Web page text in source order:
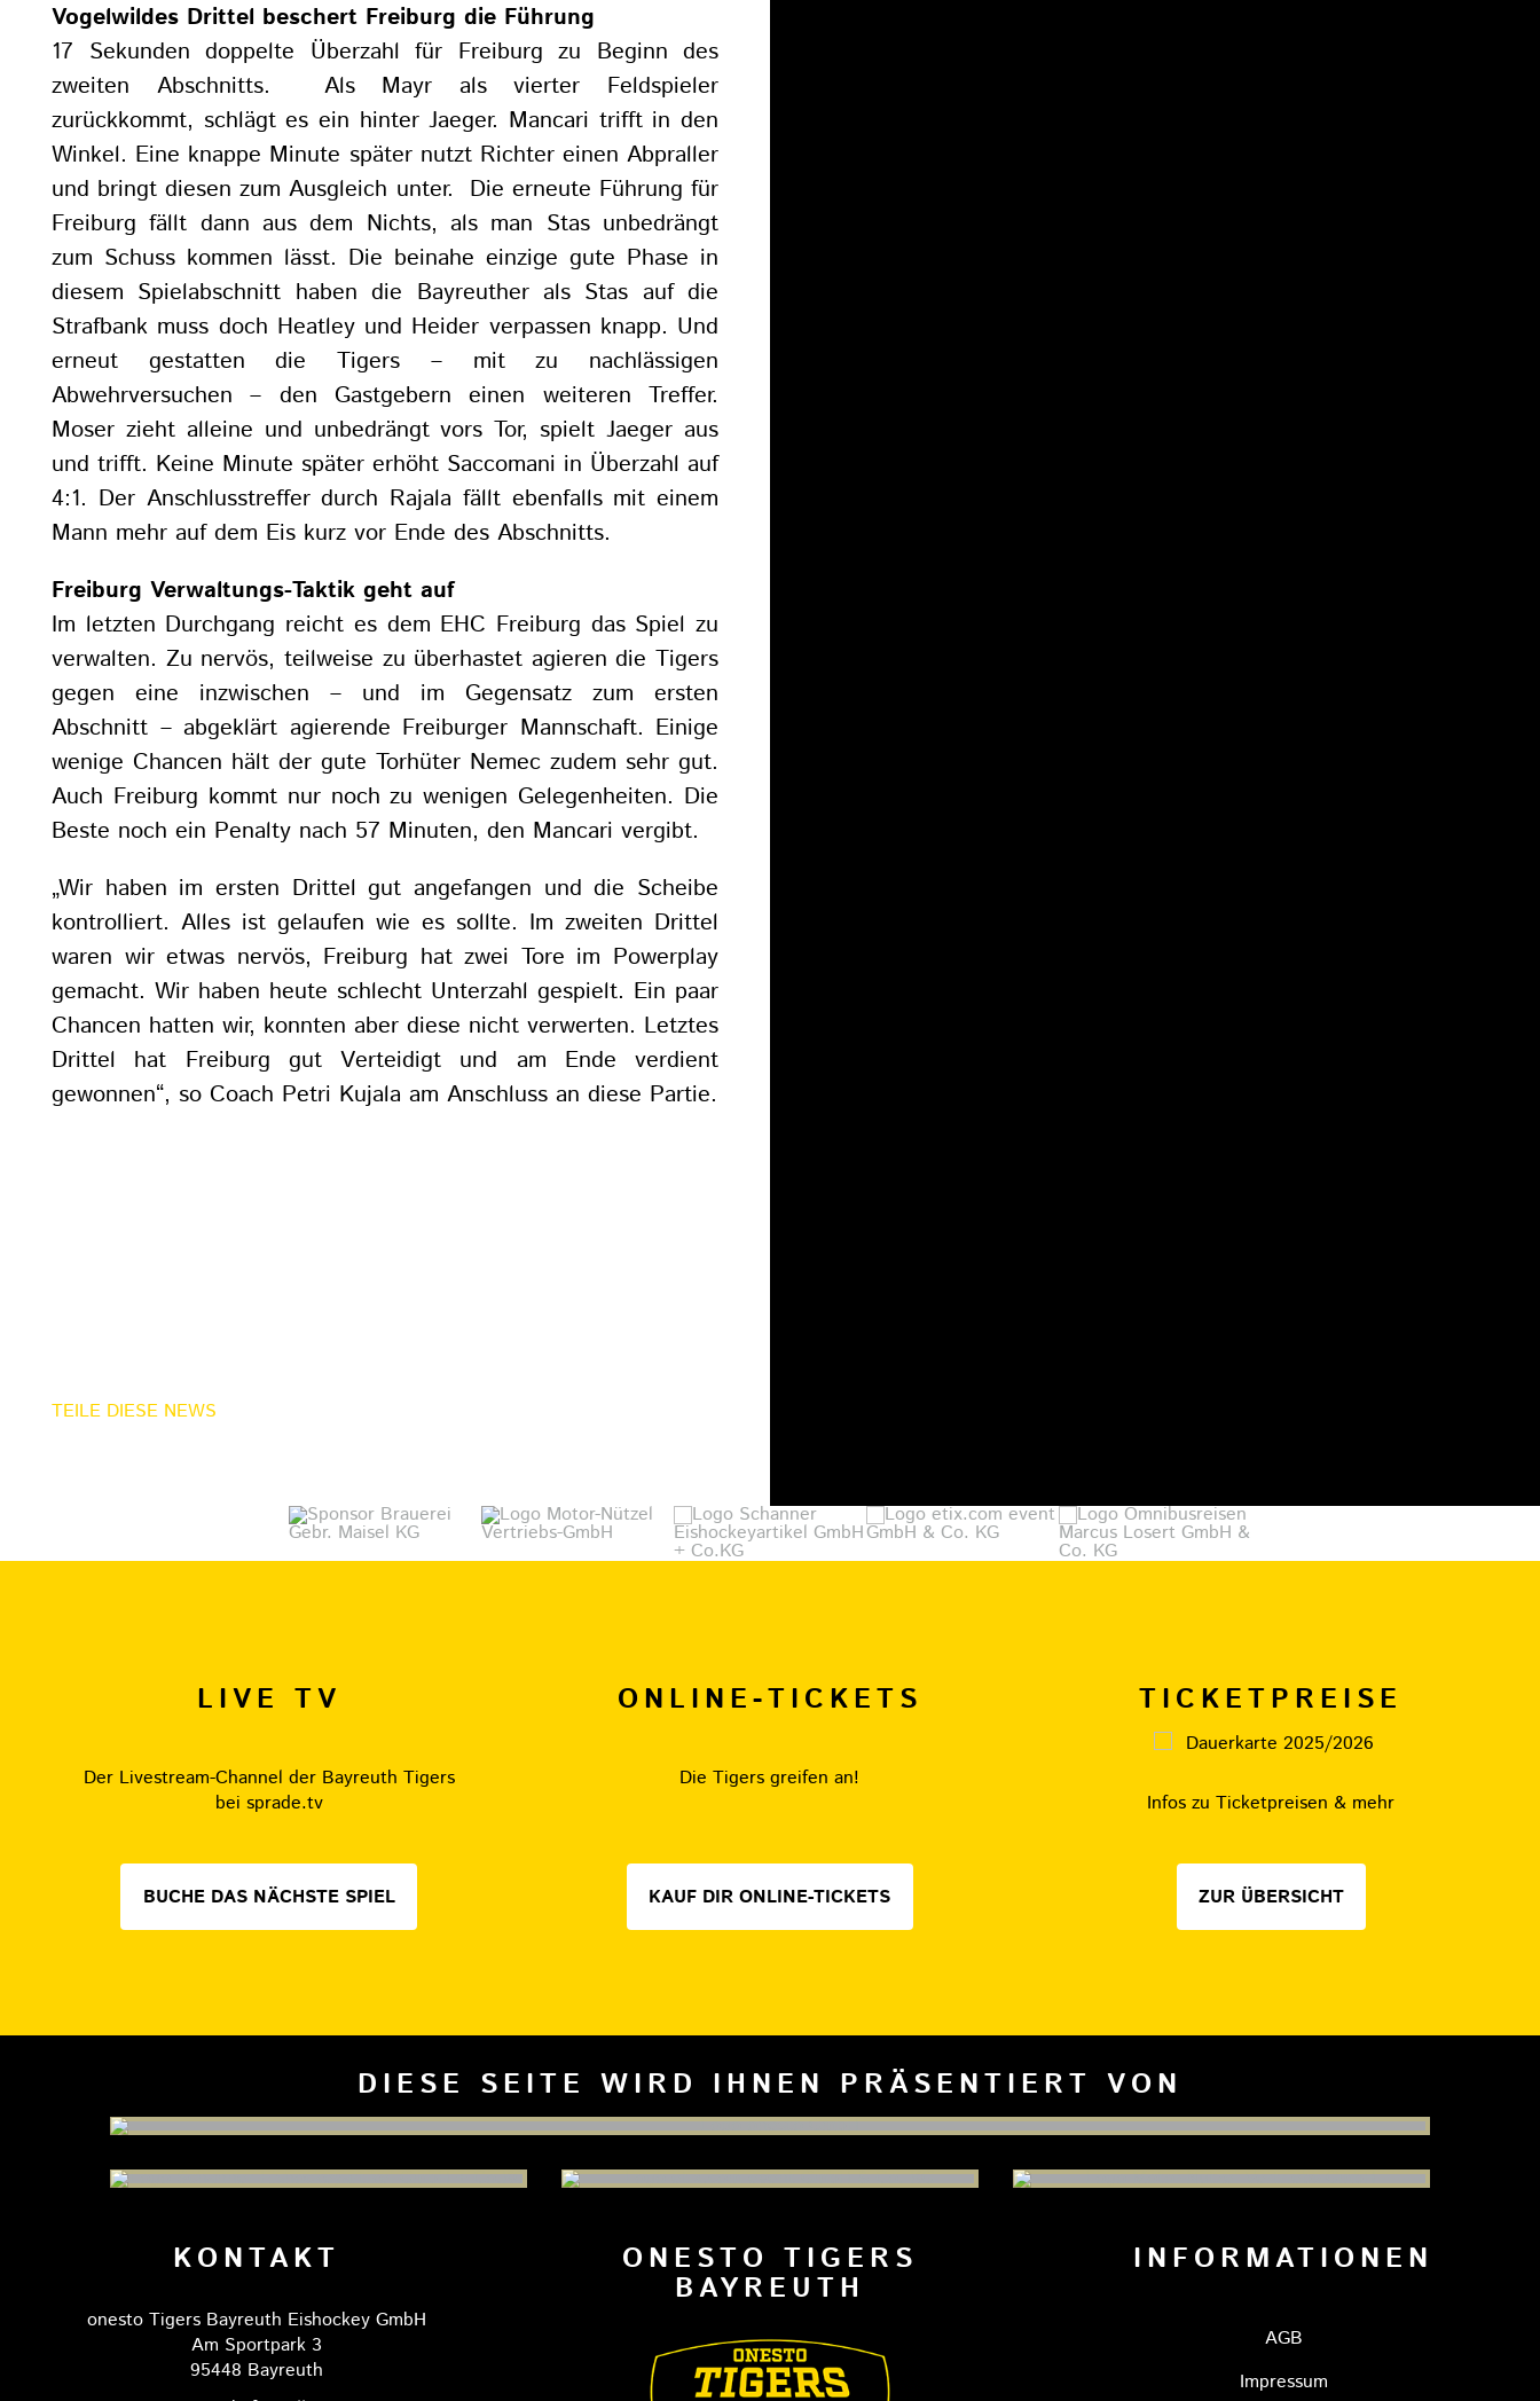
Vogelwildes Drittel beschert Freiburg die Führung
17 Sekunden doppelte Überzahl für Freiburg zu Beginn des
zweiten Abschnitts. Als Mayr als vierter Feldspieler
zurückkommt, schlägt es ein hinter Jaeger. Mancari trifft in den
Winkel. Eine knappe Minute später nutzt Richter einen Abpraller
und bringt diesen zum Ausgleich unter. Die erneute Führung für
Freiburg fällt dann aus dem Nichts, als man Stas unbedrängt
zum Schuss kommen lässt. Die beinahe einzige gute Phase in
diesem Spielabschnitt haben die Bayreuther als Stas auf die
Strafbank muss doch Heatley und Heider verpassen knapp. Und
erneut gestatten die Tigers – mit zu nachlässigen
Abwehrversuchen – den Gastgebern einen weiteren Treffer.
Moser zieht alleine und unbedrängt vors Tor, spielt Jaeger aus
und trifft. Keine Minute später erhöht Saccomani in Überzahl auf
4:1. Der Anschlusstreffer durch Rajala fällt ebenfalls mit einem
Mann mehr auf dem Eis kurz vor Ende des Abschnitts.
Freiburg Verwaltungs-Taktik geht auf
Im letzten Durchgang reicht es dem EHC Freiburg das Spiel zu
verwalten. Zu nervös, teilweise zu überhastet agieren die Tigers
gegen eine inzwischen – und im Gegensatz zum ersten
Abschnitt – abgeklärt agierende Freiburger Mannschaft. Einige
wenige Chancen hält der gute Torhüter Nemec zudem sehr gut.
Auch Freiburg kommt nur noch zu wenigen Gelegenheiten. Die
Beste noch ein Penalty nach 57 Minuten, den Mancari vergibt.
„Wir haben im ersten Drittel gut angefangen und die Scheibe
kontrolliert. Alles ist gelaufen wie es sollte. Im zweiten Drittel
waren wir etwas nervös, Freiburg hat zwei Tore im Powerplay
gemacht. Wir haben heute schlecht Unterzahl gespielt. Ein paar
Chancen hatten wir, konnten aber diese nicht verwerten. Letztes
Drittel hat Freiburg gut Verteidigt und am Ende verdient
gewonnen“, so Coach Petri Kujala am Anschluss an diese Partie.
TEILE DIESE NEWS
LIVE TV
Der Livestream-Channel der Bayreuth Tigers
bei sprade.tv
BUCHE DAS NÄCHSTE SPIEL
ONLINE-TICKETS
Die Tigers greifen an!
KAUF DIR ONLINE-TICKETS
TICKETPREISE
Infos zu Ticketpreisen & mehr
ZUR ÜBERSICHT
DIESE SEITE WIRD IHNEN PRÄSENTIERT VON
KONTAKT
onesto Tigers Bayreuth Eishockey GmbH
Am Sportpark 3
95448 Bayreuth
ONESTO TIGERS
BAYREUTH
INFORMATIONEN
AGB
Impressum